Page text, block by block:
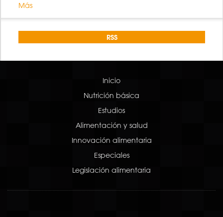
Más
RSS
Inicio
Nutrición básica
Estudios
Alimentación y salud
Innovación alimentaria
Especiales
Legislación alimentaria